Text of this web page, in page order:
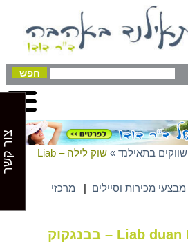
שווקים בתאילנד »
שוק לילה – Liab
מבצעי מכירות וסיילים | מרכזי
צור קשר